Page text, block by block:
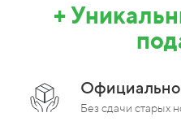
+
Без сдачи старых